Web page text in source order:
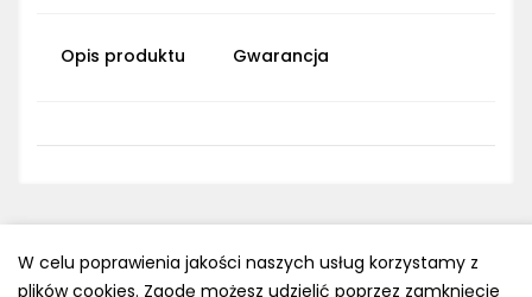
Opis produktu Gwarancja
W celu poprawienia jakości naszych usług korzystamy z
plików cookies. Zgodę możesz udzielić poprzez zamknięcie